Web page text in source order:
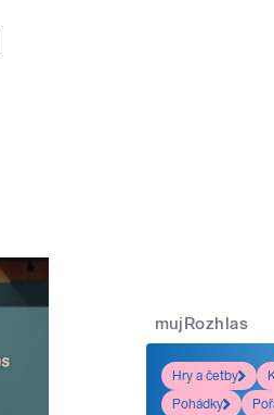
mujRozhlas
Hry a četby
Pohádky